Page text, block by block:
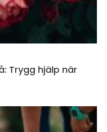
Trygg hjälp när